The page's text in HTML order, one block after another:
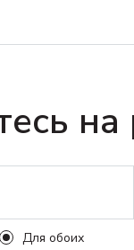
на
Для обоих